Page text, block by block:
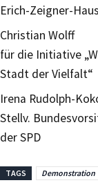
Erich-Zeigner-
Christian Wolff
für die Initiative
Stadt der Vielfalt“
Irena Rudolph-
Stellv.
der SPD
TAGS Demonstration